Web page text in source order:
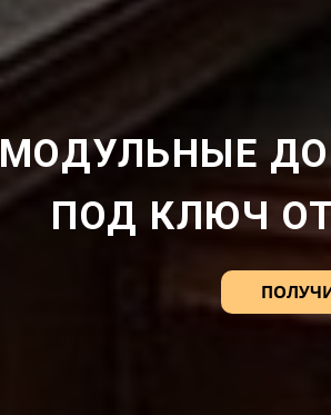
МОДУЛЬНЫЕ
ПОД КЛЮЧ